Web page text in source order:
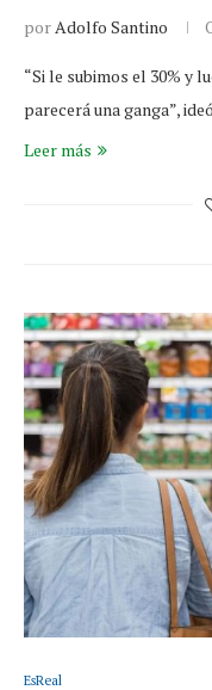
porAdolfo Santino
“Si le subimos el 30% y
parecerá una ganga”,
Leer más
EsReal